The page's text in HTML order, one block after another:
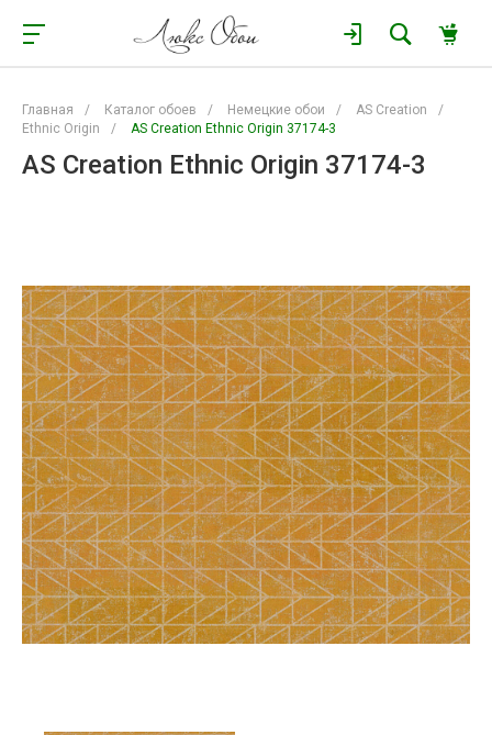
Главная / Каталог обоев / Немецкие обои / AS Creation
/
Ethnic Origin
/ AS Creation Ethnic Origin 37174-3
AS Creation Ethnic Origin 37174-3